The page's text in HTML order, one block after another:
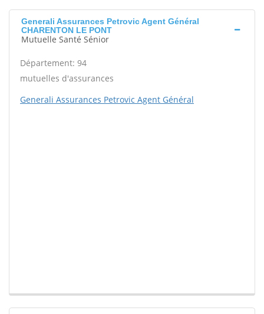
Generali Assurances Petrovic Agent Général
CHARENTON LE PONT
Mutuelle Santé Sénior
Département: 94
mutuelles d'assurances
Generali Assurances Petrovic Agent Général